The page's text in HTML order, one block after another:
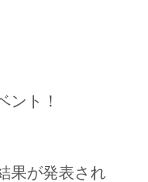
ント！
果が発表され